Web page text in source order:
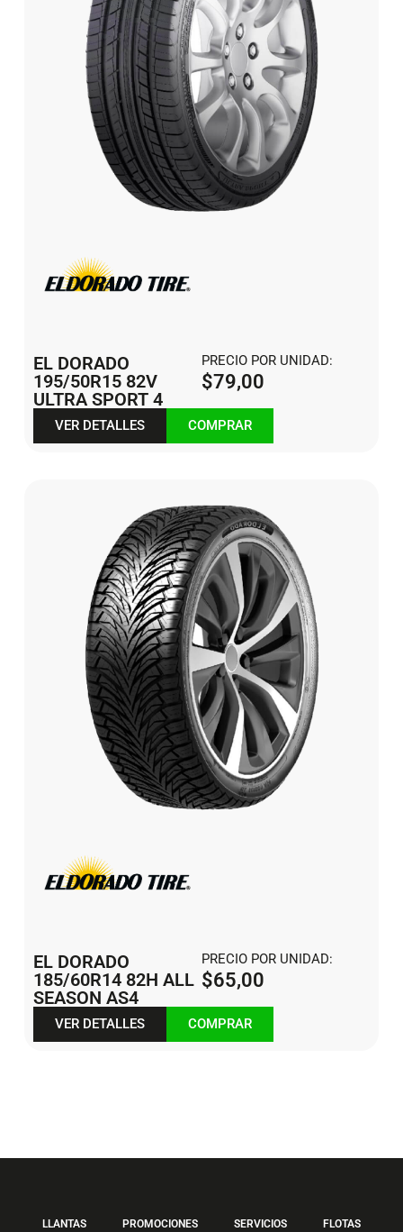
EL DORADO
195/50R15 82V
ULTRA SPORT 4
PRECIO POR UNIDAD:
$79,00
VER DETALLES COMPRAR
EL DORADO
185/60R14 82H ALL
SEASON AS4
PRECIO POR UNIDAD:
$65,00
VER DETALLES COMPRAR
LLANTAS PROMOCIONES SERVICIOS FLOTAS